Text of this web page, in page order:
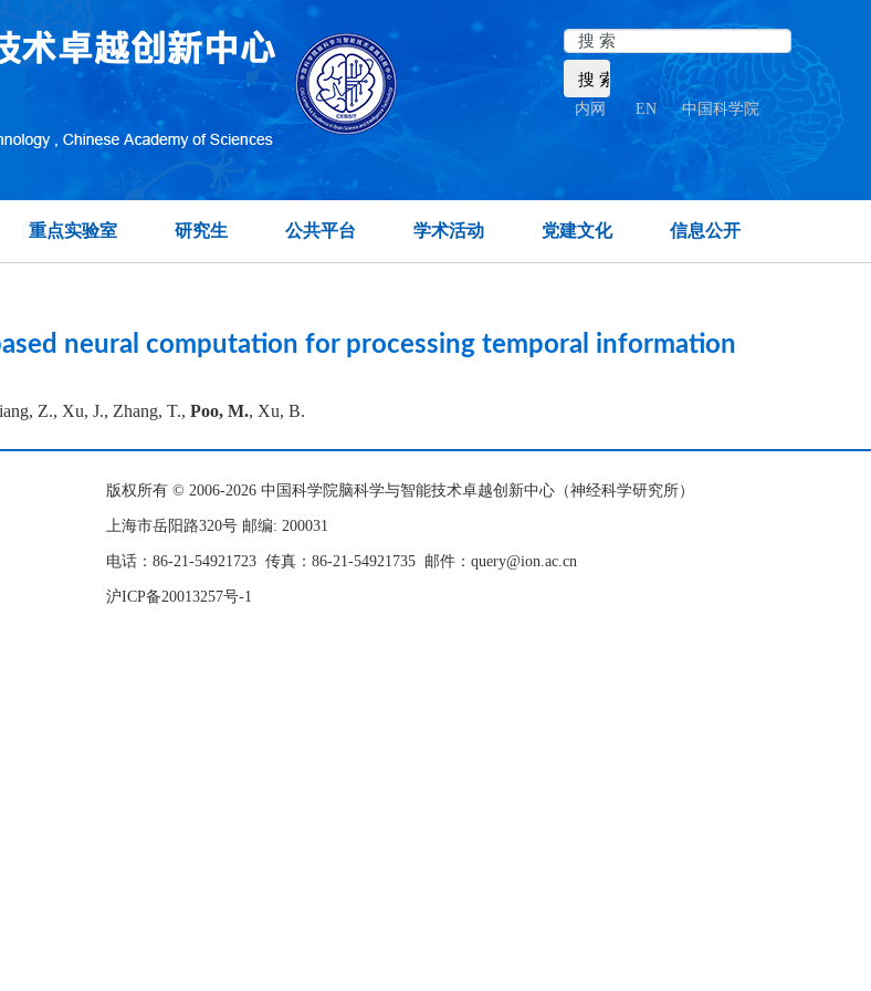
内网 EN | 中国科学院
重点实验室 研究生 公共平台 学术活动 党建文化 信息公开
of visual features in the primate temporal lobe.
neural computation for processing temporal information
Z., Xu, J., Zhang, T., Poo, M., Xu, B.
版权所有 © 2006-2026 中国科学院脑科学与智能技术卓越创新中心（神经科学研究所）
上海市岳阳路320号 邮编: 200031
电话：86-21-54921723 传真：86-21-54921735 邮件：query@ion.ac.cn
沪ICP备20013257号-1